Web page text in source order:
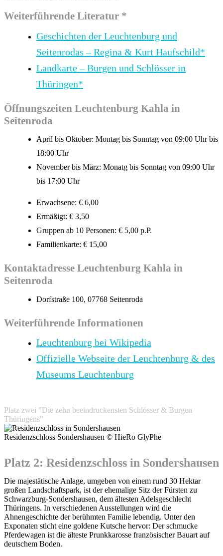
Weiterführende Literatur *
Geschichten der Leuchtenburg und
Seitenrodas – Regina & Kurt Haufschild*
Landkarte – Burgen und Schlösser in
Thüringen*
Öffnungszeiten Leuchtenburg Kahla in
Seitenroda
April bis Oktober: Montag bis Sonntag von 09:00 Uhr bis
18:00 Uhr
November bis März: Monatg bis Sonntag von 09:00 Uhr
bis 17:00 Uhr
Erwachsene: € 6,00
Ermäßigt: € 3,50
Gruppen ab 10 Personen: € 5,00 p.P.
Familienkarte: € 15,00
Kontaktadresse Leuchtenburg Kahla in
Seitenroda
Dorfstraße 100, 07768 Seitenroda
Weiterführende Informationen
Leuchtenburg bei Wikipedia
Offizielle Webseite der Leuchtenburg & des
Museums Leuchtenburg
Platz zwei "Die zehn beeindruckensten Schlösser & Burgen
Thüringens"
Residenzschloss Sondershausen © HieRo GlyPhe
Platz 2: Residenzschloss in Sondershausen
Die majestätische Anlage, umgeben von einem rund 30 Hektar
großen Landschaftspark, ist der ehemalige Sitz der Fürsten zu
Schwarzburg-Sondershausen, dem ältesten Adelsgeschlecht
Thüringens. In verschiedenen Ausstellungen wird die
Ahnengeschichte der berühmten Familie lebendig. Unter den
Exponaten sticht eine goldene Kutsche hervor: Der schmucke
Pferdewagen ist die älteste Prunkkarosse französischer Bauart auf
deutschem Boden.